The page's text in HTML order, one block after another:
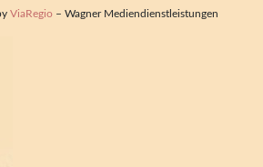
ViaRegio– Wagner Mediendienstleistungen